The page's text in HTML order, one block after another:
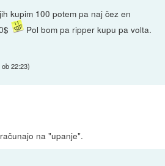
kupim 100 potem pa naj čez en
Pol bom pa ripper kupu pa volta.
22:23)
na "upanje".